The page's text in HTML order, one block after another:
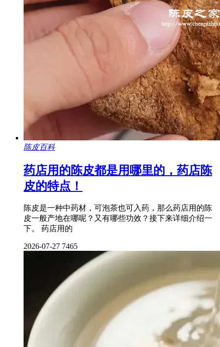
陈皮百科
药店用的陈皮都是用哪里的，药店陈
皮的特点！
陈皮是一种中药材，可泡茶也可入药，那么药店用的陈
皮一般产地在哪呢？又有哪些功效？接下来详细介绍一
下。 药店用的
2026-07-27 7465